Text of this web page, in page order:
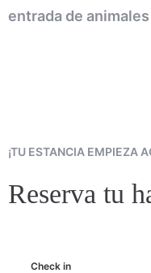
entrada de
¡TU ESTANCIA EMPIEZA
Reserva tu
Check in